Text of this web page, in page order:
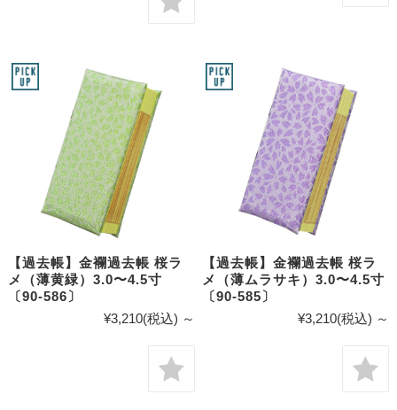
【過去帳】金襴過去帳 桜ラ
メ（薄黄緑）3.0〜4.5寸
〔90-586〕
¥3,210(税込) ～
【過去帳】金襴過去帳 桜ラ
メ（薄ムラサキ）3.0〜4.5寸
〔90-585〕
¥3,210(税込) ～